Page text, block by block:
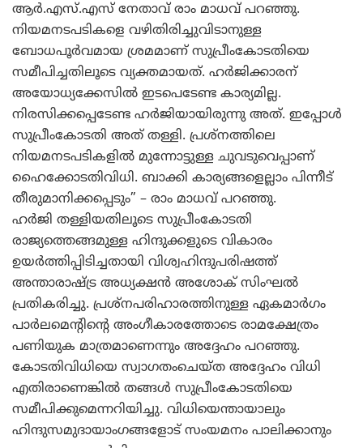
ആര്‍.എസ്.എസ് നേതാവ് രാം മാധവ് പറഞ്ഞു.
നിയമനടപടികളെ വഴിതിരിച്ചുവിടാനുള്ള
ബോധപൂര്‍വമായ ശ്രമമാണ് സുപ്രീംകോടതിയെ
സമീപിച്ചതിലൂടെ വ്യക്തമായത്. ഹര്‍ജിക്കാരന്
അയോധ്യക്കേസില്‍ ഇടപെടേണ്ട കാര്യമില്ല.
നിരസിക്കപ്പെടേണ്ട ഹര്‍ജിയായിരുന്നു അത്. ഇപ്പോള്‍
സുപ്രീംകോടതി അത് തള്ളി. പ്രശ്‌നത്തിലെ
നിയമനടപടികളില്‍ മുന്നോട്ടുള്ള ചുവടുവെപ്പാണ്
ഹൈക്കോടതിവിധി. ബാക്കി കാര്യങ്ങളെല്ലാം പിന്നീട്
തീരുമാനിക്കപ്പെടും” – രാം മാധവ് പറഞ്ഞു.
ഹര്‍ജി തള്ളിയതിലൂടെ സുപ്രീംകോടതി
രാജ്യത്തെങ്ങമുള്ള ഹിന്ദുക്കളുടെ വികാരം
ഉയര്‍ത്തിപ്പിടിച്ചതായി വിശ്വഹിന്ദുപരിഷത്ത്
അന്താരാഷ്ട്ര അധ്യക്ഷന്‍ അശോക് സിംഘല്‍
പ്രതികരിച്ചു. പ്രശ്‌നപരിഹാരത്തിനുള്ള ഏകമാര്‍ഗം
പാര്‍ലമെന്റിന്റെ അംഗീകാരത്തോടെ രാമക്ഷേത്രം
പണിയുക മാത്രമാണെന്നും അദ്ദേഹം പറഞ്ഞു.
കോടതിവിധിയെ സ്വാഗതംചെയ്ത അദ്ദേഹം വിധി
എതിരാണെങ്കില്‍ തങ്ങള്‍ സുപ്രീംകോടതിയെ
സമീപിക്കുമെന്നറിയിച്ചു. വിധിയെന്തായാലും
ഹിന്ദുസമുദായാംഗങ്ങളോട് സംയമനം പാലിക്കാനും